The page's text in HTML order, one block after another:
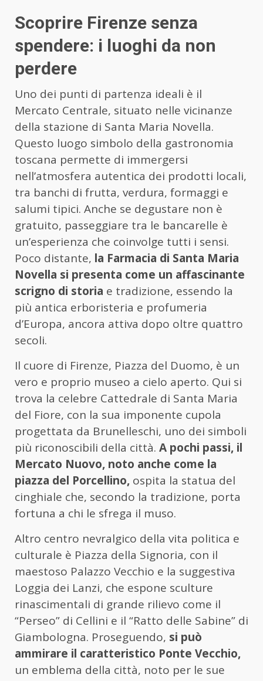
Scoprire Firenze senza
spendere: i luoghi da non
perdere
Uno dei punti di partenza ideali è il
Mercato Centrale, situato nelle vicinanze
della stazione di Santa Maria Novella.
Questo luogo simbolo della gastronomia
toscana permette di immergersi
nell’atmosfera autentica dei prodotti locali,
tra banchi di frutta, verdura, formaggi e
salumi tipici. Anche se degustare non è
gratuito, passeggiare tra le bancarelle è
un’esperienza che coinvolge tutti i sensi.
Poco distante, la Farmacia di Santa Maria
Novella si presenta come un affascinante
scrigno di storia e tradizione, essendo la
più antica erboristeria e profumeria
d’Europa, ancora attiva dopo oltre quattro
secoli.
Il cuore di Firenze, Piazza del Duomo, è un
vero e proprio museo a cielo aperto. Qui si
trova la celebre Cattedrale di Santa Maria
del Fiore, con la sua imponente cupola
progettata da Brunelleschi, uno dei simboli
più riconoscibili della città. A pochi passi, il
Mercato Nuovo, noto anche come la
piazza del Porcellino, ospita la statua del
cinghiale che, secondo la tradizione, porta
fortuna a chi le sfrega il muso.
Altro centro nevralgico della vita politica e
culturale è Piazza della Signoria, con il
maestoso Palazzo Vecchio e la suggestiva
Loggia dei Lanzi, che espone sculture
rinascimentali di grande rilievo come il
“Perseo” di Cellini e il “Ratto delle Sabine” di
Giambologna. Proseguendo, si può
ammirare il caratteristico Ponte Vecchio,
un emblema della città, noto per le sue